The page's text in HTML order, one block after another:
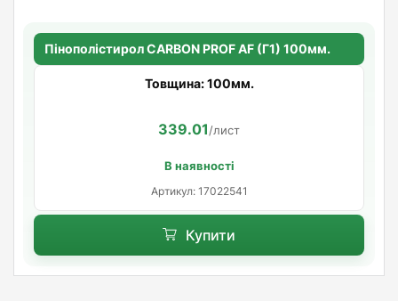
Пінополістирол CARBON PROF AF (Г1) 100мм.
Товщина: 100мм.
339.01/лист
В наявності
Артикул: 17022541
Купити